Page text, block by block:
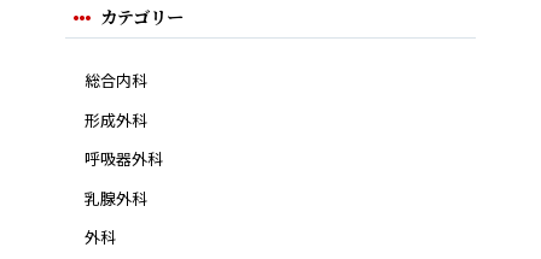
カテゴリー
総合内科
形成外科
呼吸器外科
乳腺外科
外科